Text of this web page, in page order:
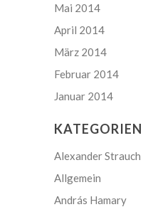
Mai 2014
April 2014
März 2014
Februar 2014
Januar 2014
KATEGORIEN
Alexander Strauch
Allgemein
András Hamary